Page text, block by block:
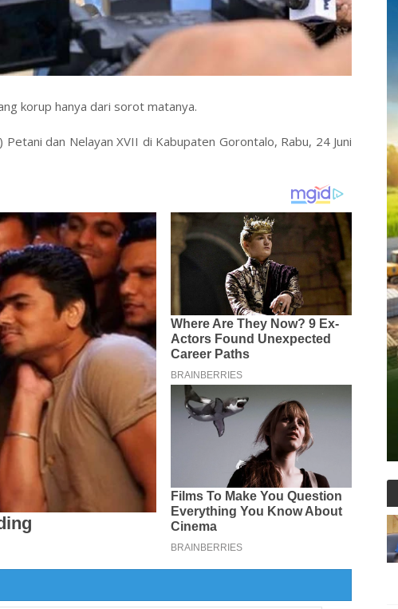
korup hanya dari sorot matanya.
dan Nelayan XVII di Kabupaten Gorontalo, Rabu, 24 Juni